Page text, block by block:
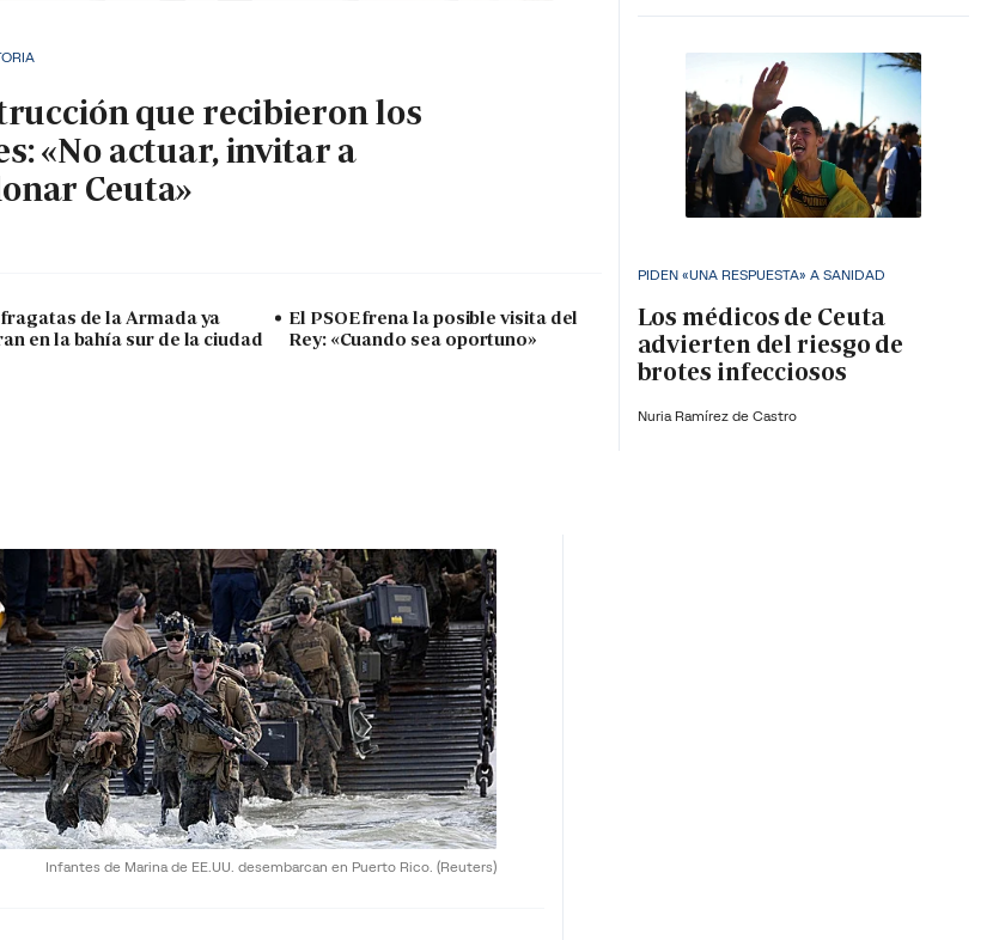
que recibieron los
«No actuar, invitar a
Ceuta»
de la Armada ya
en la bahía sur de la ciudad
El PSOE frena la posible visita del
Rey: «Cuando sea oportuno»
PIDEN «UNA RESPUESTA» A SANIDAD
Los médicos de Ceuta
advierten del riesgo de
brotes infecciosos
Nuria Ramírez de Castro
Infantes de Marina de EE.UU. desembarcan en Puerto Rico. (Reuters)